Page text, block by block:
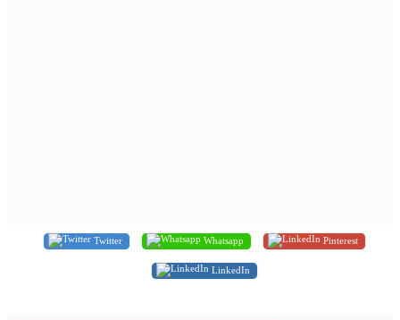
Twitter Whatsapp Pinterest
LinkedIn